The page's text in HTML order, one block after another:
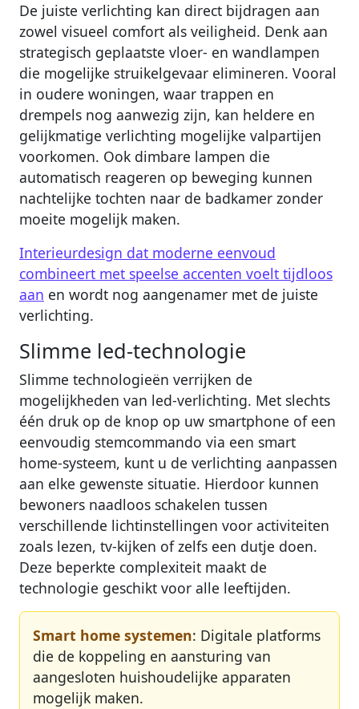
De juiste verlichting kan direct bijdragen aan
zowel visueel comfort als veiligheid. Denk aan
strategisch geplaatste vloer- en wandlampen
die mogelijke struikelgevaar elimineren. Vooral
in oudere woningen, waar trappen en
drempels nog aanwezig zijn, kan heldere en
gelijkmatige verlichting mogelijke valpartijen
voorkomen. Ook dimbare lampen die
automatisch reageren op beweging kunnen
nachtelijke tochten naar de badkamer zonder
moeite mogelijk maken.
Interieurdesign dat moderne eenvoud
combineert met speelse accenten voelt tijdloos
aan en wordt nog aangenamer met de juiste
verlichting.
Slimme led-technologie
Slimme technologieën verrijken de
mogelijkheden van led-verlichting. Met slechts
één druk op de knop op uw smartphone of een
eenvoudig stemcommando via een smart
home-systeem, kunt u de verlichting aanpassen
aan elke gewenste situatie. Hierdoor kunnen
bewoners naadloos schakelen tussen
verschillende lichtinstellingen voor activiteiten
zoals lezen, tv-kijken of zelfs een dutje doen.
Deze beperkte complexiteit maakt de
technologie geschikt voor alle leeftijden.
Smart home systemen: Digitale platforms
die de koppeling en aansturing van
aangesloten huishoudelijke apparaten
mogelijk maken.